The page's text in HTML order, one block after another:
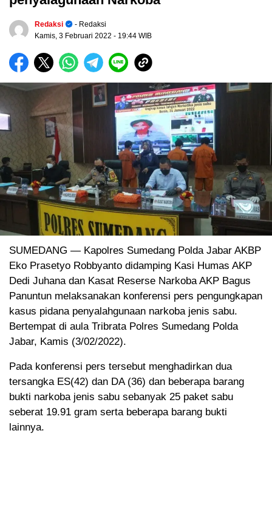
Redaksi
- Redaksi
Kamis, 3 Februari 2022 - 19:44 WIB
SUMEDANG — Kapolres Sumedang Polda Jabar AKBP
Eko Prasetyo Robbyanto didamping Kasi Humas AKP
Dedi Juhana dan Kasat Reserse Narkoba AKP Bagus
Panuntun melaksanakan konferensi pers pengungkapan
kasus pidana penyalahgunaan narkoba jenis sabu.
Bertempat di aula Tribrata Polres Sumedang Polda
Jabar, Kamis (3/02/2022).
Pada konferensi pers tersebut menghadirkan dua
tersangka ES(42) dan DA (36) dan beberapa barang
bukti narkoba jenis sabu sebanyak 25 paket sabu
seberat 19.91 gram serta beberapa barang bukti
lainnya.